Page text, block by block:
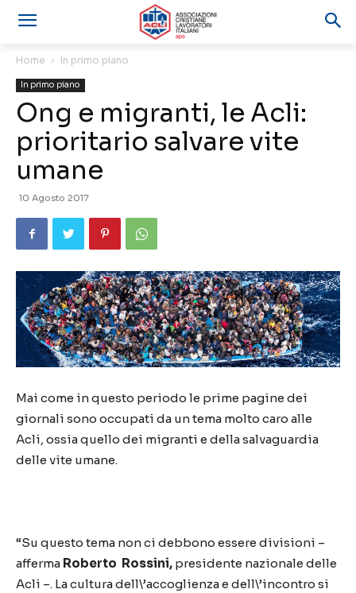
Home In primo piano
In primo piano
Ong e migranti, le Acli:
prioritario salvare vite
umane
10 Agosto 2017
Mai come in questo periodo le prime pagine dei
giornali sono occupati da un tema molto caro alle
Acli, ossia quello dei migranti e della salvaguardia
delle vite umane.
“Su questo tema non ci debbono essere divisioni –
afferma Roberto Rossini, presidente nazionale delle
Acli –. La cultura dell\’accoglienza e dell\’incontro si